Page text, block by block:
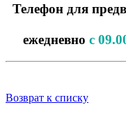
Телефон для
ежедневно с
Возврат к списку